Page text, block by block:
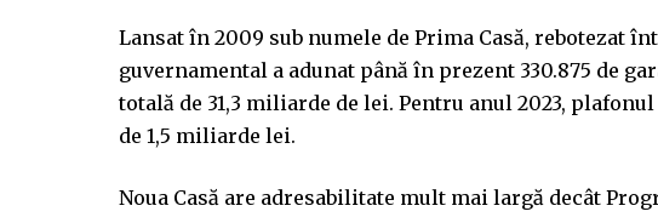
Lansat în 2009 sub numele de Prima Casă, rebotezat
guvernamental a adunat până în prezent 330.875 de
totală de 31,3 miliarde de lei. Pentru anul 2023,
de 1,5 miliarde lei.
Noua Casă are adresabilitate mult mai largă decât